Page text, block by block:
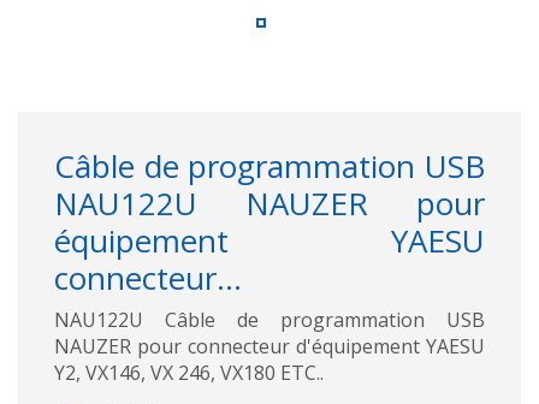
Câble de programmation USB
NAU122U NAUZER pour
équipement YAESU
connecteur...
NAU122U Câble de programmation USB
NAUZER pour connecteur d'équipement YAESU
Y2, VX146, VX 246, VX180 ETC..